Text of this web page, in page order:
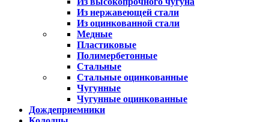
Из нержавеющей стали
Из оцинкованной стали
Медные
Пластиковые
Полимербетонные
Стальные
Стальные оцинкованные
Чугунные
Чугунные оцинкованные
Дождеприемники